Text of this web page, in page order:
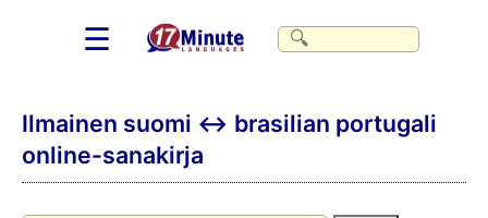
☰
Ilmainen suomi ↔ brasilian portugali
online-sanakirja